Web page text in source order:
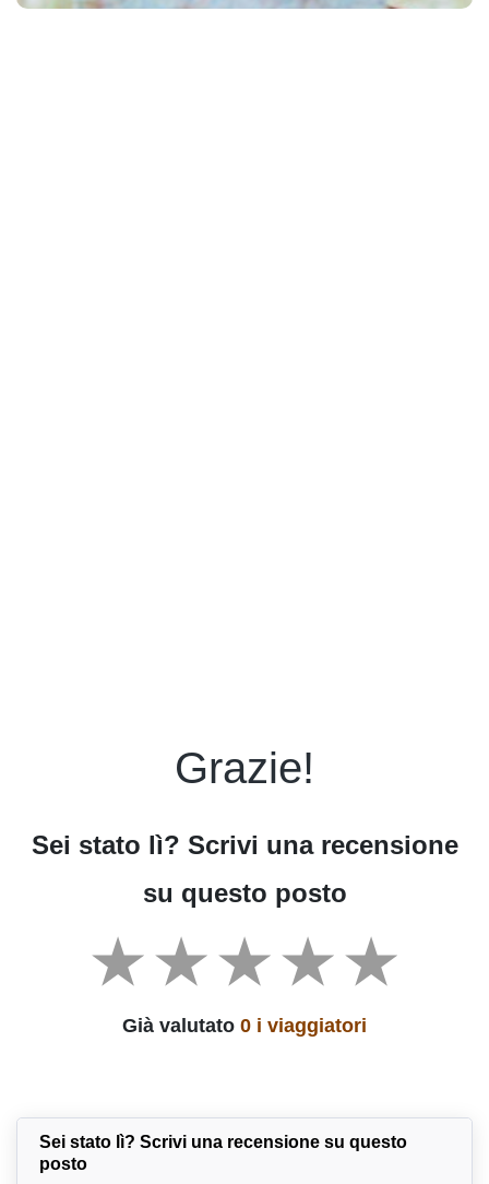
Grazie!
Sei stato lì? Scrivi una recensione
su questo posto
Già valutato 0 i viaggiatori
Sei stato lì? Scrivi una recensione su questo
posto